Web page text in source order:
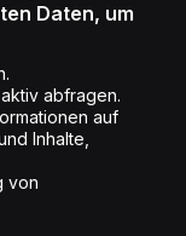
Daten, um
abfragen.
auf
Inhalte,
von